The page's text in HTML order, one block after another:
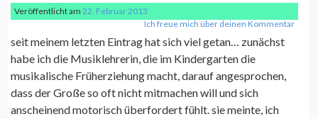
Veröffentlicht am22. Februar 2013
Ich freue mich über deinen Kommentar
seit meinem letzten Eintrag hat sich viel getan… zunächst
habe ich die Musiklehrerin, die im Kindergarten die
musikalische Früherziehung macht, darauf angesprochen,
dass der Große so oft nicht mitmachen will und sich
anscheinend motorisch überfordert fühlt. sie meinte, ich